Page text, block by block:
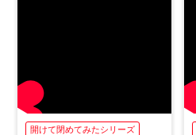
開けて閉めてみたシリーズ